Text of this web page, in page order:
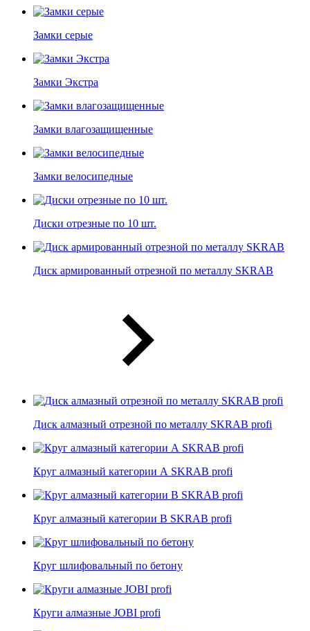
Замки серые
Замки Экстра
Замки влагозащищенные
Замки велосипедные
Диски отрезные по 10 шт.
Диск армированный отрезной по металлу SKRAB
Диск алмазный отрезной по металлу SKRAB profi
Круг алмазный категории А SKRAB profi
Круг алмазный категории В SKRAB profi
Круг шлифовальный по бетону
Круги алмазные JOBI profi